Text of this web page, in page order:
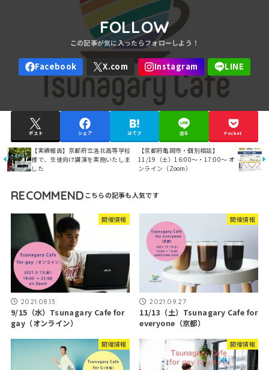
FOLLOW
ポスト シェア はてブ 送る Pocket
【実績報告】京都府立洛北高等学校
様で、生徒向け講演を実施いたしま
した
【京都府亀岡市・個別相談】
11/19（土）16:00～・17:00～ オ
ンライン（Zoom）
RECOMMEND
開催情報
2021.08.13
9/15（水）Tsunagary Cafe for
gay（オンライン）
開催情報
2021.09.27
11/13（土）Tsunagary Cafe for
everyone（京都）
開催情報 開催情報